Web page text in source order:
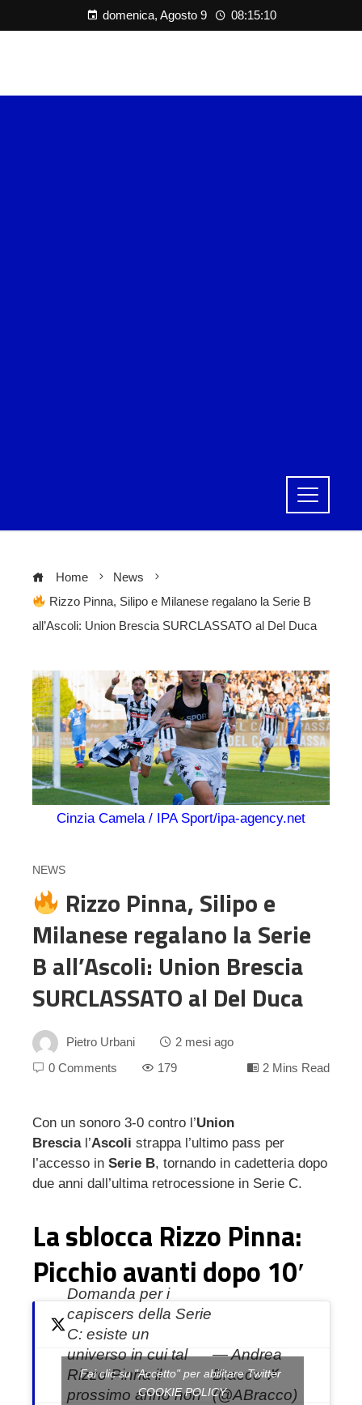
domenica, Agosto 9 08:15:11
Home
News
Rizzo Pinna, Silipo e Milanese regalano la Serie B
all’Ascoli: Union Brescia SURCLASSATO al Del Duca
Cinzia Camela / IPA Sport/ipa-agency.net
NEWS
Rizzo Pinna, Silipo e
Milanese regalano la Serie
B all’Ascoli: Union Brescia
SURCLASSATO al Del Duca
Pietro Urbani
2 mesi ago
0 Comments
179 2 Mins Read
Con un sonoro 3-0 contro l’Union
Brescial’Ascoli strappa l’ultimo pass per
l’accesso in Serie B, tornando in cadetteria dopo
due anni dall’ultima retrocessione in Serie C.
La sblocca Rizzo Pinna:
Picchio avanti dopo 10′
Domanda per i
capiscers della Serie
C: esiste un
universo in cui tal
Rizzo Pinna il
prossimo anno non
— Andrea
Bracco ✗
(@ABracco)
Fai clic su "Accetto" per abilitare Twitter
COOKIE POLICY